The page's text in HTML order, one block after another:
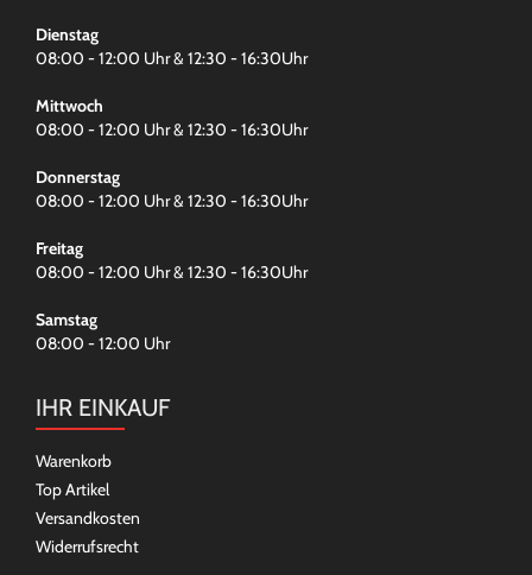
Dienstag
08:00 - 12:00 Uhr & 12:30 - 16:30Uhr
Mittwoch
08:00 - 12:00 Uhr & 12:30 - 16:30Uhr
Donnerstag
08:00 - 12:00 Uhr & 12:30 - 16:30Uhr
Freitag
08:00 - 12:00 Uhr & 12:30 - 16:30Uhr
Samstag
08:00 - 12:00 Uhr
IHR EINKAUF
Warenkorb
Top Artikel
Versandkosten
Widerrufsrecht